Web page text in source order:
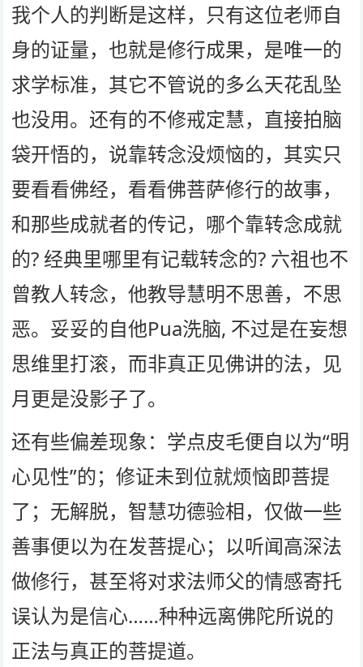
我个人的判断是这样，只有这位老师自
身的证量，也就是修行成果，是唯一的
求学标准，其它不管说的多么天花乱坠
也没用。还有的不修戒定慧，直接拍脑
袋开悟的，说靠转念没烦恼的，其实只
要看看佛经，看看佛菩萨修行的故事，
和那些成就者的传记，哪个靠转念成就
的? 经典里哪里有记载转念的? 六祖也不
曾教人转念，他教导慧明不思善，不思
恶。妥妥的自他Pua洗脑, 不过是在妄想
思维里打滚，而非真正见佛讲的法，见
月更是没影子了。
还有些偏差现象：学点皮毛便自以为“明
心见性”的；修证未到位就烦恼即菩提
了；无解脱，智慧功德验相，仅做一些
善事便以为在发菩提心；以听闻高深法
做修行，甚至将对求法师父的情感寄托
误认为是信心……种种远离佛陀所说的
正法与真正的菩提道。